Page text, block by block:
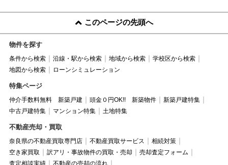
このページの先頭へ
物件を探す
条件から検索 沿線・駅から検索 地域から検索
学校区から検索
地図から検索
ローンシミュレーション
特集ページ
仲介手数料無料 新築戸建 頭金０円OK!! 新築物件
新築戸建特集
中古戸建特集
マンション特集 土地特集
不動産売却・買取
奈良県の不動産買取専門店 不動産買取サービス
相続対策
空き家買取
訳アリ・事故物件の買取・売却
売却査定フォーム